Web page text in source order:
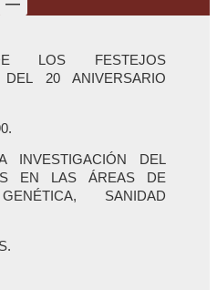
LOS FESTEJOS
DEL 20 ANIVERSARIO
INVESTIGACIÓN DEL
EN LAS ÁREAS DE
SANIDAD